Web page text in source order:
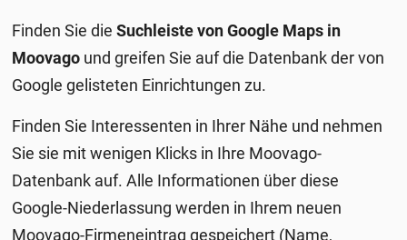
Finden Sie dieSuchleiste von Google Maps in
Moovago und greifen Sie auf die Datenbank der von
Google gelisteten Einrichtungen zu.
Finden Sie Interessenten in Ihrer Nähe und nehmen
Sie sie mit wenigen Klicks in Ihre Moovago-
Datenbank auf. Alle Informationen über diese
Google-Niederlassung werden in Ihrem neuen
Moovago-Firmeneintrag gespeichert (Name,